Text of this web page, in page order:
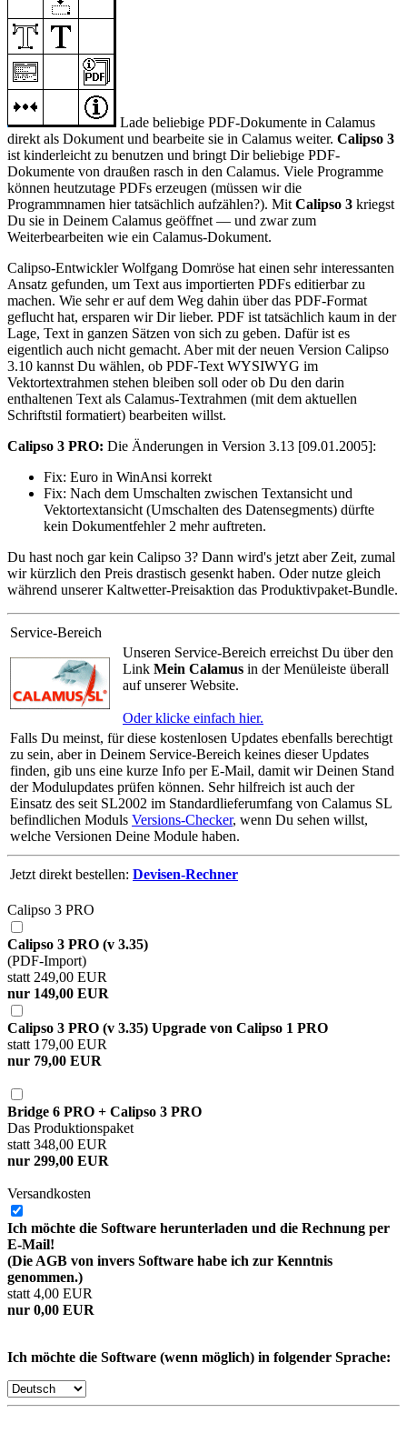
Lade beliebige PDF-Dokumente in Calamus
direkt als Dokument und bearbeite sie in Calamus weiter. Calipso 3
ist kinderleicht zu benutzen und bringt Dir beliebige PDF-
Dokumente von draußen rasch in den Calamus. Viele Programme
können heutzutage PDFs erzeugen (müssen wir die
Programmnamen hier tatsächlich aufzählen?). Mit Calipso 3 kriegst
Du sie in Deinem Calamus geöffnet — und zwar zum
Weiterbearbeiten wie ein Calamus-Dokument.
Calipso-Entwickler Wolfgang Domröse hat einen sehr interessanten
Ansatz gefunden, um Text aus importierten PDFs editierbar zu
machen. Wie sehr er auf dem Weg dahin über das PDF-Format
geflucht hat, ersparen wir Dir lieber. PDF ist tatsächlich kaum in der
Lage, Text in ganzen Sätzen von sich zu geben. Dafür ist es
eigentlich auch nicht gemacht. Aber mit der neuen Version Calipso
3.10 kannst Du wählen, ob PDF-Text WYSIWYG im
Vektortextrahmen stehen bleiben soll oder ob Du den darin
enthaltenen Text als Calamus-Textrahmen (mit dem aktuellen
Schriftstil formatiert) bearbeiten willst.
Calipso 3 PRO: Die Änderungen in Version 3.13 [09.01.2005]:
Fix: Euro in WinAnsi korrekt
Fix: Nach dem Umschalten zwischen Textansicht und
Vektortextansicht (Umschalten des Datensegments) dürfte
kein Dokumentfehler 2 mehr auftreten.
Du hast noch gar kein Calipso 3? Dann wird's jetzt aber Zeit, zumal
wir kürzlich den Preis drastisch gesenkt haben. Oder nutze gleich
während unserer Kaltwetter-Preisaktion das Produktivpaket-Bundle.
Service-Bereich
Unseren Service-Bereich erreichst Du über den
Link Mein Calamus in der Menüleiste überall
auf unserer Website.
Oder klicke einfach hier.
Falls Du meinst, für diese kostenlosen Updates ebenfalls berechtigt
zu sein, aber in Deinem Service-Bereich keines dieser Updates
finden, gib uns eine kurze Info per E-Mail, damit wir Deinen Stand
der Modulupdates prüfen können. Sehr hilfreich ist auch der
Einsatz des seit SL2002 im Standardlieferumfang von Calamus SL
befindlichen Moduls Versions-Checker, wenn Du sehen willst,
welche Versionen Deine Module haben.
Jetzt direkt bestellen: Devisen-Rechner
Calipso 3 PRO
Calipso 3 PRO (v 3.35)
(PDF-Import)
statt 249,00 EUR
nur 149,00 EUR
Calipso 3 PRO (v 3.35) Upgrade von Calipso 1 PRO
statt 179,00 EUR
nur 79,00 EUR
Bridge 6 PRO + Calipso 3 PRO
Das Produktionspaket
statt 348,00 EUR
nur 299,00 EUR
Versandkosten
Ich möchte die Software herunterladen und die Rechnung per
E-Mail!
(Die AGB von invers Software habe ich zur Kenntnis
genommen.)
statt 4,00 EUR
nur 0,00 EUR
Ich möchte die Software (wenn möglich) in folgender Sprache: